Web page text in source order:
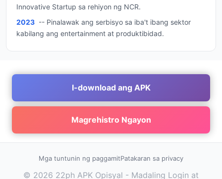
Innovative Startup sa rehiyon ng NCR.
2023 -- Pinalawak ang serbisyo sa iba't ibang sektor
kabilang ang entertainment at produktibidad.
I-download ang APK
Magrehistro Ngayon
Mga tuntunin ng paggamitPatakaran sa privacy
© 2026 22ph APK Opisyal - Madaling Login at